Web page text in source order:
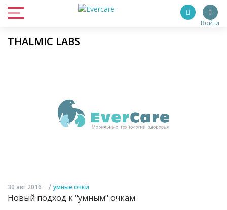
Войти
THALMIC LABS
30 авг 2016 / умные очки
Новый подход к "умным" очкам